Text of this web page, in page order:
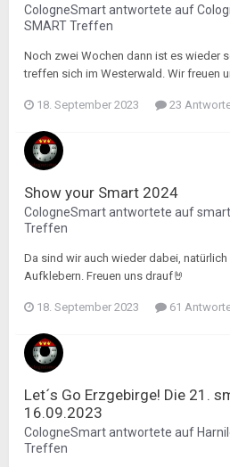
CologneSmartantwortete auf
SMART Treffen
Noch zwei Wochen dann ist es wieder
treffen sich im Westerwald. Wir freuen
18. September 2023 23
Show your Smart 2024
CologneSmartantwortete auf
Treffen
Da sind wir auch wieder dabei,
Aufklebern. Freuen uns drauf🤘
18. September 2023 61
Let´s Go Erzgebirge! Die 21.
16.09.2023
CologneSmartantwortete auf
Treffen